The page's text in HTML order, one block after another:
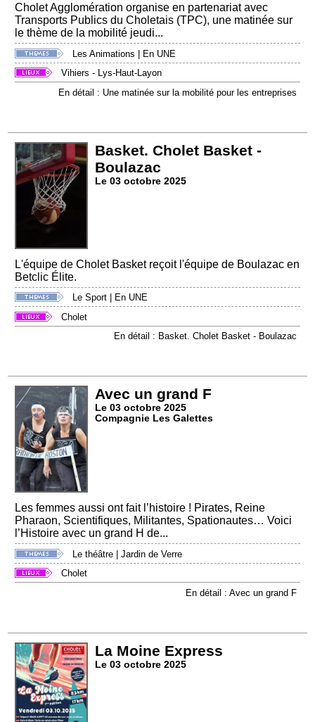
Cholet Agglomération organise en partenariat avec
Transports Publics du Choletais (TPC), une matinée sur
le thème de la mobilité jeudi...
Les Animations | En UNE
Vihiers - Lys-Haut-Layon
En détail : Une matinée sur la mobilité pour les entreprises
Basket. Cholet Basket -
Boulazac
Le 03 octobre 2025
L'équipe de Cholet Basket reçoit l'équipe de Boulazac en
Betclic Élite.
Le Sport
En UNE
Cholet
En détail : Basket. Cholet Basket - Boulazac
Avec un grand F
Le 03 octobre 2025
Compagnie Les Galettes
Les femmes aussi ont fait l’histoire ! Pirates, Reine
Pharaon, Scientifiques, Militantes, Spationautes… Voici
l’Histoire avec un grand H de...
Le théâtre |Jardin de Verre
Cholet
En détail : Avec un grand F
La Moine Express
Le 03 octobre 2025